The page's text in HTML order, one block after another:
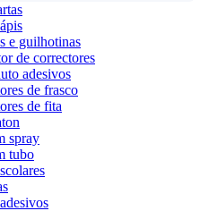
e guilhotinas
de correctores
adesivos
de frasco
de fita
spray
tubo